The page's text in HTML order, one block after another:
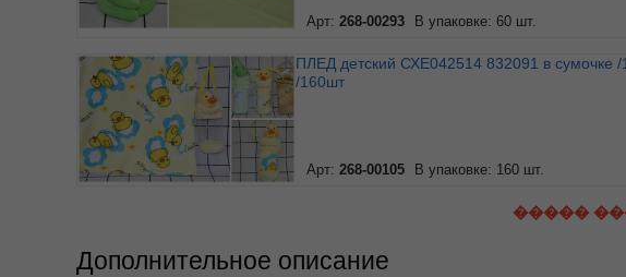
Арт: 268-00293 В упаковке: 60 шт.
ПЛЕД детский СХЕ042514 832091 в сумочке /100*150
/160шт
Арт: 268-00105 В упаковке: 160 шт.
�����
Дополнительное описание